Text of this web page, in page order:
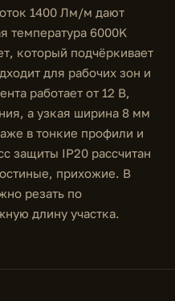
1400 Лм/м дают
температура 6000K
который подчёркивает
для рабочих зон и
работает от 12 В,
а узкая ширина 8 мм
в тонкие профили и
защиты IP20 рассчитан
прихожие. В
резать по
длину участка.